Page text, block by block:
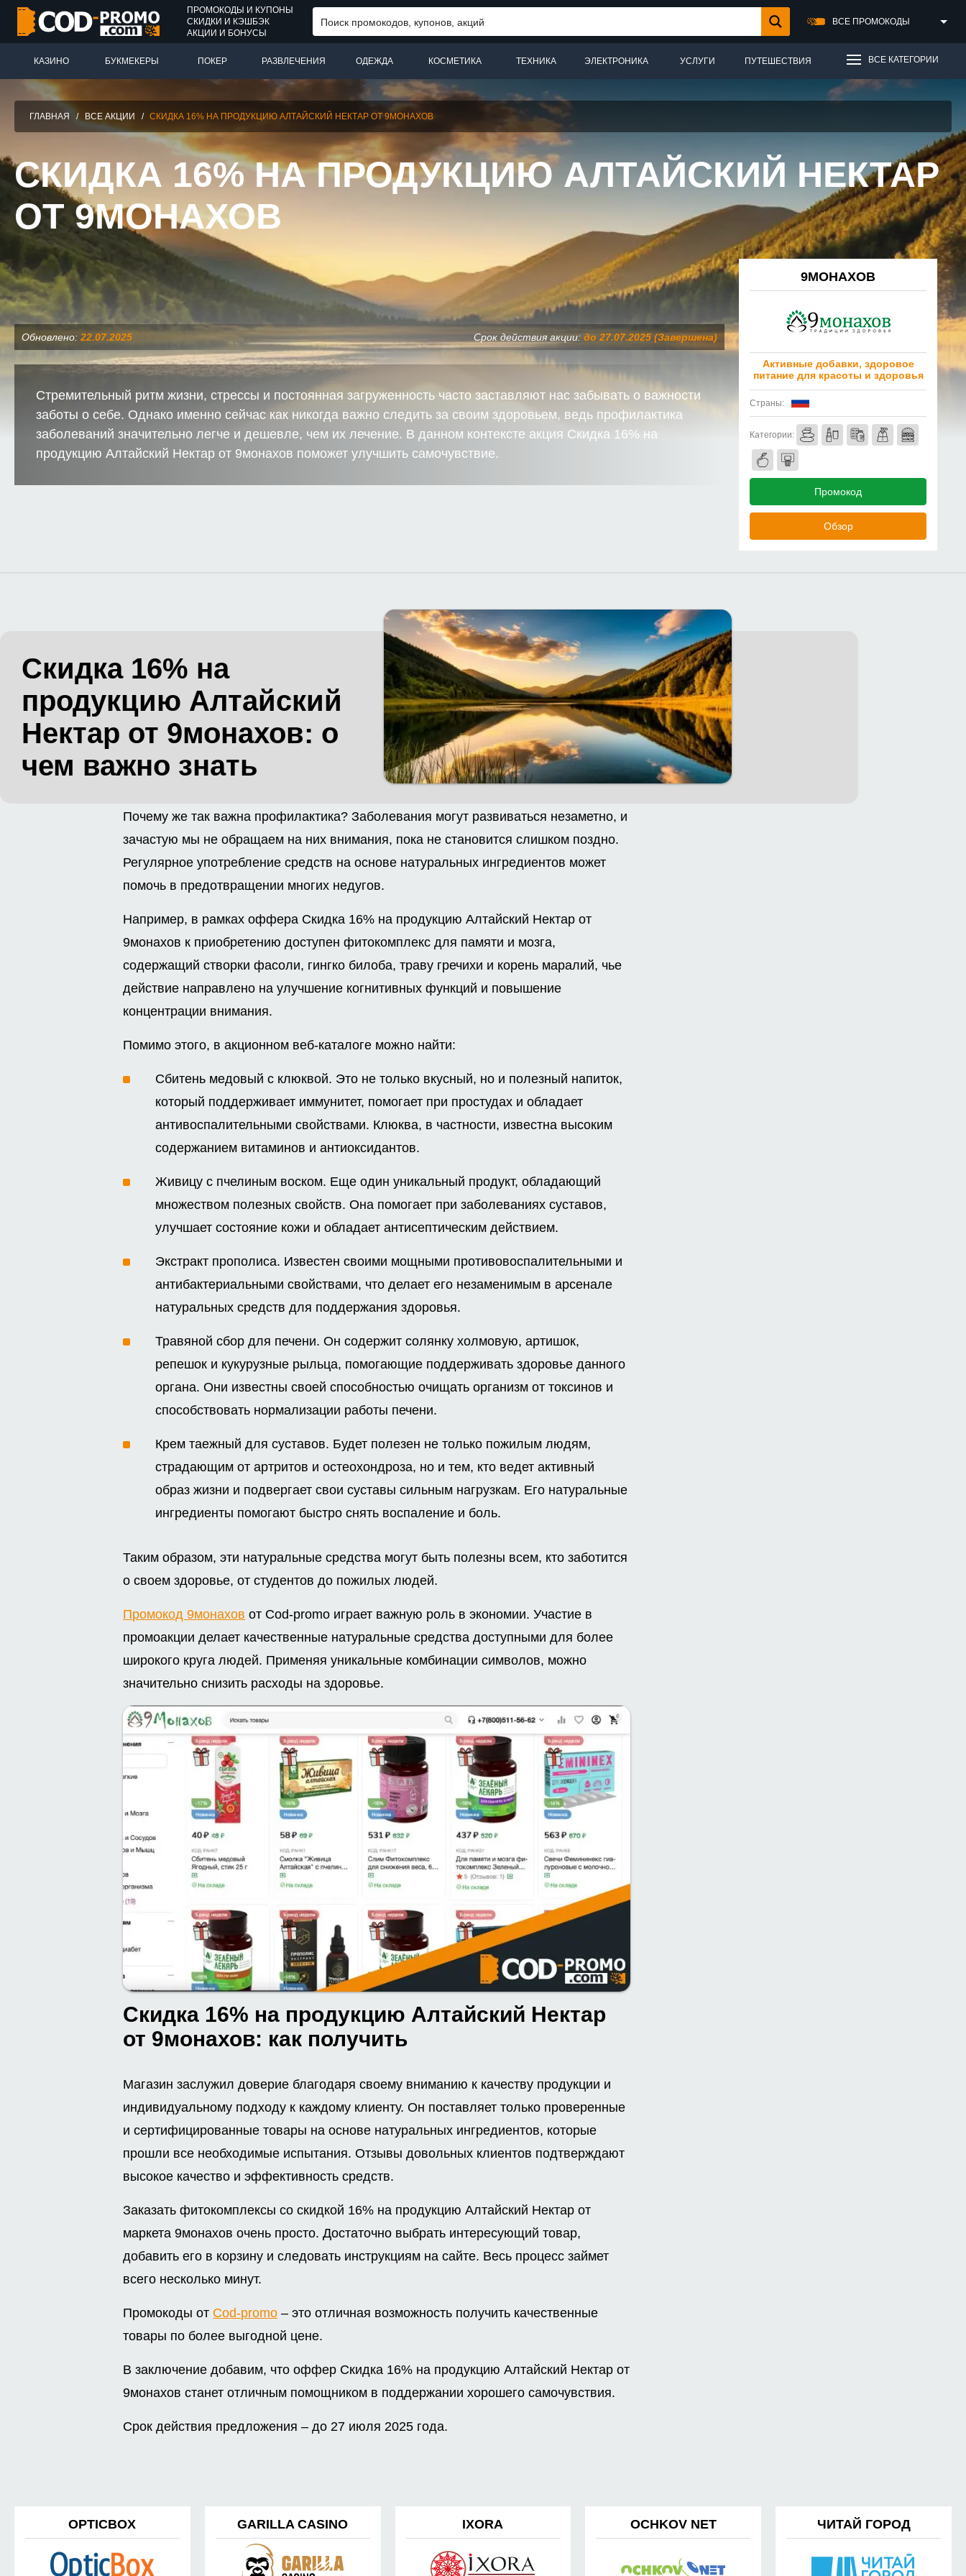
ПРОМОКОДЫ И КУПОНЫ
СКИДКИ И КЭШБЭК
АКЦИИ И БОНУСЫ
ВСЕ ПРОМОКОДЫ
ВСЕ КАТЕГОРИИ
КАЗИНО БУКМЕКЕРЫ ПОКЕР РАЗВЛЕЧЕНИЯ ОДЕЖДА КОСМЕТИКА ТЕХНИКА ЭЛЕКТРОНИКА УСЛУГИ ПУТЕШЕСТВИЯ
ГЛАВНАЯ / ВСЕ АКЦИИ / СКИДКА 16% НА ПРОДУКЦИЮ АЛТАЙСКИЙ НЕКТАР ОТ 9МОНАХОВ
СКИДКА 16% НА ПРОДУКЦИЮ АЛТАЙСКИЙ НЕКТАР
ОТ 9МОНАХОВ
Обновлено: 22.07.2025 Срок действия акции: до 27.07.2025 (Завершена)
Стремительный ритм жизни, стрессы и постоянная загруженность часто заставляют нас забывать о важности
заботы о себе. Однако именно сейчас как никогда важно следить за своим здоровьем, ведь профилактика
заболеваний значительно легче и дешевле, чем их лечение. В данном контексте акция Скидка 16% на
продукцию Алтайский Нектар от 9монахов поможет улучшить самочувствие.
9МОНАХОВ
Активные добавки, здоровое
питание для красоты и здоровья
Страны:
Категории:
Промокод
Обзор
Скидка 16% на
продукцию Алтайский
Нектар от 9монахов: о
чем важно знать
Почему же так важна профилактика? Заболевания могут развиваться незаметно, и
зачастую мы не обращаем на них внимания, пока не становится слишком поздно.
Регулярное употребление средств на основе натуральных ингредиентов может
помочь в предотвращении многих недугов.
Например, в рамках оффера Скидка 16% на продукцию Алтайский Нектар от
9монахов к приобретению доступен фитокомплекс для памяти и мозга,
содержащий створки фасоли, гингко билоба, траву гречихи и корень маралий, чье
действие направлено на улучшение когнитивных функций и повышение
концентрации внимания.
Помимо этого, в акционном веб-каталоге можно найти:
Сбитень медовый с клюквой. Это не только вкусный, но и полезный напиток,
который поддерживает иммунитет, помогает при простудах и обладает
антивоспалительными свойствами. Клюква, в частности, известна высоким
содержанием витаминов и антиоксидантов.
Живицу с пчелиным воском. Еще один уникальный продукт, обладающий
множеством полезных свойств. Она помогает при заболеваниях суставов,
улучшает состояние кожи и обладает антисептическим действием.
Экстракт прополиса. Известен своими мощными противовоспалительными и
антибактериальными свойствами, что делает его незаменимым в арсенале
натуральных средств для поддержания здоровья.
Травяной сбор для печени. Он содержит солянку холмовую, артишок,
репешок и кукурузные рыльца, помогающие поддерживать здоровье данного
органа. Они известны своей способностью очищать организм от токсинов и
способствовать нормализации работы печени.
Крем таежный для суставов. Будет полезен не только пожилым людям,
страдающим от артритов и остеохондроза, но и тем, кто ведет активный
образ жизни и подвергает свои суставы сильным нагрузкам. Его натуральные
ингредиенты помогают быстро снять воспаление и боль.
Таким образом, эти натуральные средства могут быть полезны всем, кто заботится
о своем здоровье, от студентов до пожилых людей.
Промокод 9монахов от Cod-promo играет важную роль в экономии. Участие в
промоакции делает качественные натуральные средства доступными для более
широкого круга людей. Применяя уникальные комбинации символов, можно
значительно снизить расходы на здоровье.
Скидка 16% на продукцию Алтайский Нектар
от 9монахов: как получить
Магазин заслужил доверие благодаря своему вниманию к качеству продукции и
индивидуальному подходу к каждому клиенту. Он поставляет только проверенные
и сертифицированные товары на основе натуральных ингредиентов, которые
прошли все необходимые испытания. Отзывы довольных клиентов подтверждают
высокое качество и эффективность средств.
Заказать фитокомплексы со скидкой 16% на продукцию Алтайский Нектар от
маркета 9монахов очень просто. Достаточно выбрать интересующий товар,
добавить его в корзину и следовать инструкциям на сайте. Весь процесс займет
всего несколько минут.
Промокоды от Cod-promo – это отличная возможность получить качественные
товары по более выгодной цене.
В заключение добавим, что оффер Скидка 16% на продукцию Алтайский Нектар от
9монахов станет отличным помощником в поддержании хорошего самочувствия.
Срок действия предложения – до 27 июля 2025 года.
OPTICBOX GARILLA CASINO IXORA OCHKOV NET ЧИТАЙ ГОРОД